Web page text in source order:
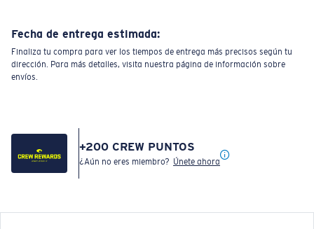
Fecha de entrega estimada:
Finaliza tu compra para ver los tiempos de entrega más precisos según tu
dirección. Para más detalles, visita nuestra página de información sobre
envíos.
+200 CREW PUNTOS
¿Aún no eres miembro? Únete ahora